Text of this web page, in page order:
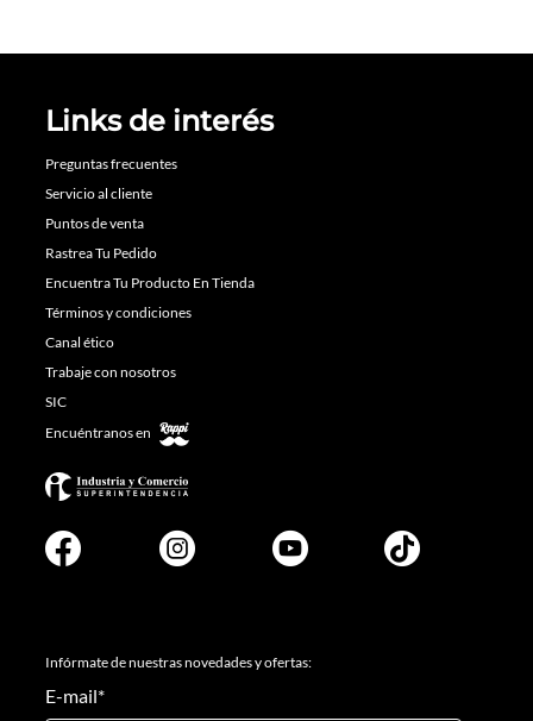
Links de interés
Preguntas frecuentes
Servicio al cliente
Puntos de venta
Rastrea Tu Pedido
Encuentra Tu Producto En Tienda
Términos y condiciones
Canal ético
Trabaje con nosotros
SIC
Encuéntranos en
Infórmate de nuestras novedades y ofertas:
E-mail*